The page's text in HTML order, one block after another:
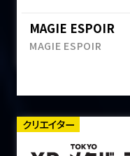
MAGIE ESPOIR
MAGIE ESPOIR
クリエイター